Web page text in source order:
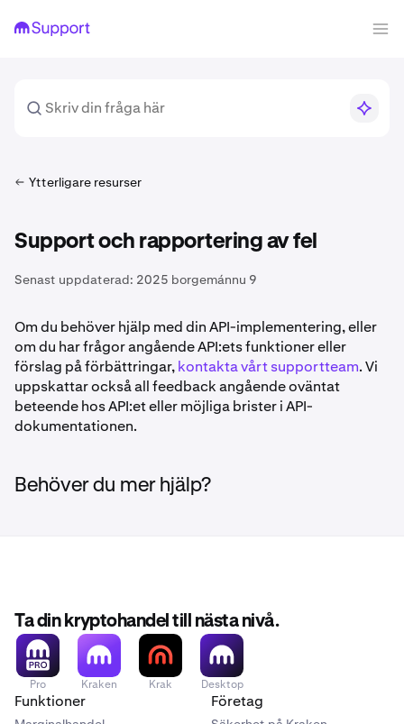
Ytterligare resurser
Support och rapportering av fel
Senast uppdaterad: 2025 borgemánnu 9
Om du behöver hjälp med din API-implementering, eller
om du har frågor angående API:ets funktioner eller
förslag på förbättringar,kontakta vårt supportteam. Vi
uppskattar också all feedback angående oväntat
beteende hos API:et eller möjliga brister i API-
dokumentationen.
Behöver du mer hjälp?
Ta din kryptohandel till nästa nivå.
Pro Kraken Krak Desktop
Funktioner Företag